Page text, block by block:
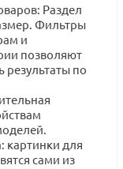
Раздел
Фильтры
и
позволяют
результаты по
картинки для
сами из